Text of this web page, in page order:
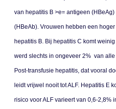
van hepatitis B >e= antigeen
(HBeAb). Vrouwen hebben een
hepatitis B. Bij hepatitis C komt
werd slechts in ongeveer 2% van
Post-transfusie hepatitis, dat vooral
leidt vrijwel nooit tot ALF. Hepatitis E
risico voor ALF varieert van 0,6-2,8%